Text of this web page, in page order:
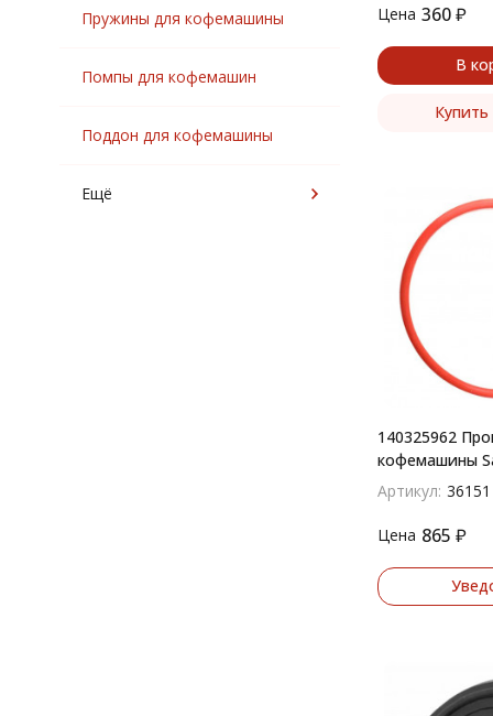
Цена 360 ₽
В
Купить
140325962
кофемашины
Артикул: 36151
Цена 865 ₽
Пружины для кофемашины
Помпы для кофемашин
Поддон для кофемашины
Ещё